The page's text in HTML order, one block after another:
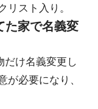
スト入り。
家で名義変
け名義変更し
必要になり、